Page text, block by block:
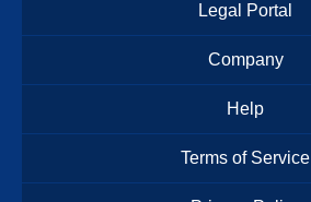
Legal Portal
Company
Help
Terms of Service